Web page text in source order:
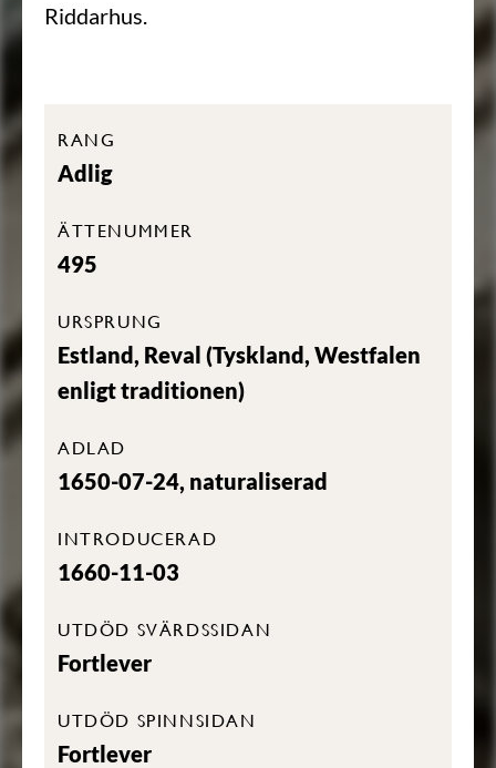
Riddarhus.
RANG
Adlig
ÄTTENUMMER
495
URSPRUNG
Estland, Reval (Tyskland, Westfalen
enligt traditionen)
ADLAD
1650-07-24, naturaliserad
INTRODUCERAD
1660-11-03
UTDÖD SVÄRDSSIDAN
Fortlever
UTDÖD SPINNSIDAN
Fortlever